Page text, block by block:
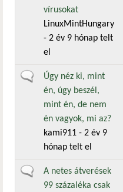
vírusokat
LinuxMintHungary
- 2 év 9 hónap telt
el
Általános téma
Úgy néz ki, mint
én, úgy beszél,
mint én, de nem
én vagyok, mi az?
kami911 - 2 év 9
hónap telt el
Általános téma
A netes átverések
99 százaléka csak